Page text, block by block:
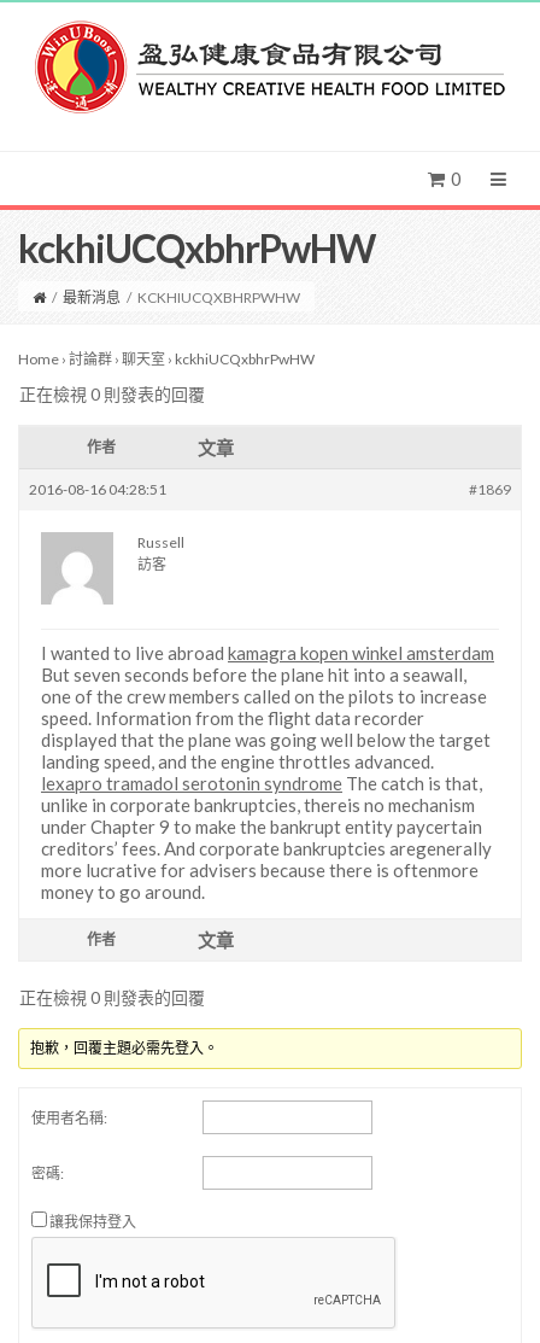
0
kckhiUCQxbhrPwHW
/ 最新消息 / KCKHIUCQXBHRPWHW
Home › 討論群 › 聊天室 › kckhiUCQxbhrPwHW
正在檢視 0 則發表的回覆
作者 文章
2016-08-16 04:28:51 #1869
Russell
訪客
I wanted to live abroad kamagra kopen winkel amsterdam
But seven seconds before the plane hit into a seawall,
one of the crew members called on the pilots to increase
speed. Information from the flight data recorder
displayed that the plane was going well below the target
landing speed, and the engine throttles advanced.
lexapro tramadol serotonin syndrome The catch is that,
unlike in corporate bankruptcies, thereis no mechanism
under Chapter 9 to make the bankrupt entity paycertain
creditors’ fees. And corporate bankruptcies aregenerally
more lucrative for advisers because there is oftenmore
money to go around.
作者 文章
正在檢視 0 則發表的回覆
抱歉，回覆主題必需先登入。
使用者名稱:
密碼:
讓我保持登入